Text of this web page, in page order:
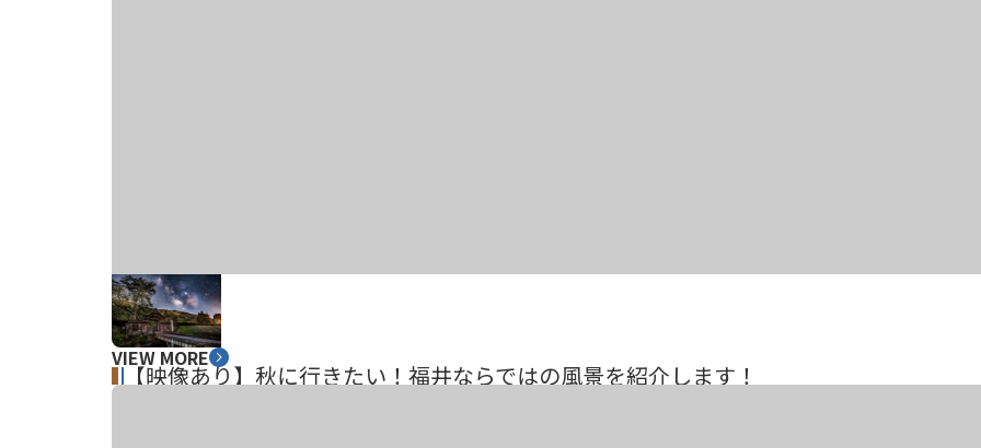
VIEW MORE
【映像あり】秋に行きたい！福井ならではの風景を紹介します！